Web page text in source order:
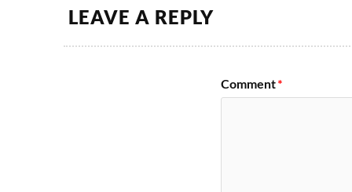
LEAVE A REPLY
Comment *